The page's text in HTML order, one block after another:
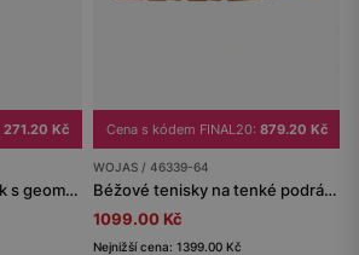
271.20 Kč
Bordový dámský pásek s geometrickou přezkou
Cena s kódem FINAL20: 879.20 Kč
WOJAS / 46339-64
Béžové tenisky na tenké podrážce
1099.00 Kč
Nejnižší cena: 1399.00 Kč